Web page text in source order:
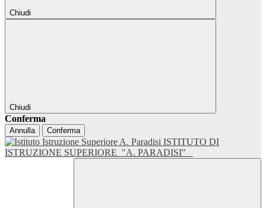
Chiudi
Chiudi
Conferma
Annulla Conferma
ISTITUTO DI
ISTRUZIONE SUPERIORE "A. PARADISI"